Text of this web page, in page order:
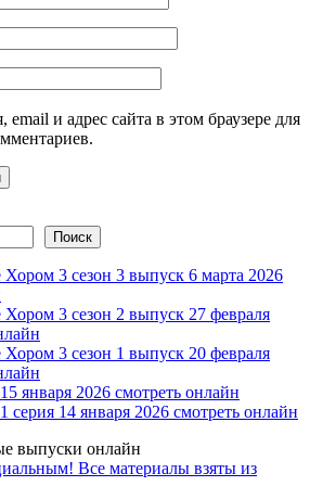
и адрес сайта в этом браузере для
Поиск
Хором 3 сезон 3 выпуск 6 марта 2026
Хором 3 сезон 2 выпуск 27 февраля
Хором 3 сезон 1 выпуск 20 февраля
января 2026 смотреть онлайн
14 января 2026 смотреть онлайн
выпуски онлайн
Все материалы взяты из